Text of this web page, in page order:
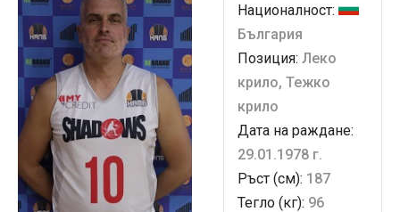
Националност:
България
Позиция: Леко
крило, Тежко
крило
Дата на раждане:
29.01.1978 г.
Ръст (см): 187
Тегло (кг): 96